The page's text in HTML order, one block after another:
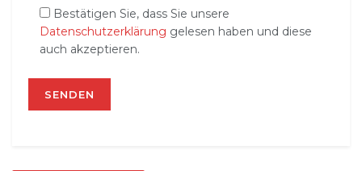
Bestätigen Sie, dass Sie unsere
Datenschutzerklärung gelesen haben und diese
auch akzeptieren.